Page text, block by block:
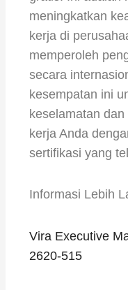
meningkatkan
kerja di
memperoleh
secara
kesempatan ini
keselamatan
kerja Anda
sertifikasi yang
Informasi Lebih
Vira Executive
2620-515